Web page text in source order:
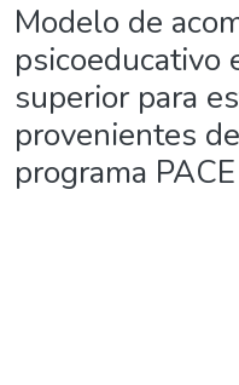
Modelo de
psicoeducativo
superior para
provenientes
programa PACE